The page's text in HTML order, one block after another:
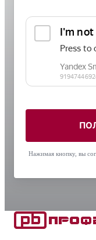
Нажимая кнопку, вы